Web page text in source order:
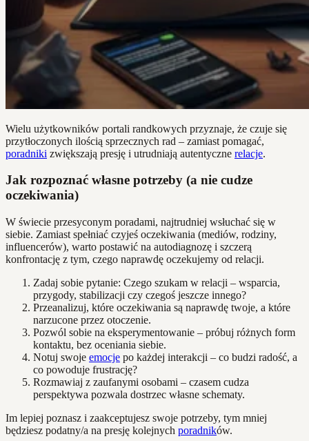
Wielu użytkowników portali randkowych przyznaje, że czuje się
przytłoczonych ilością sprzecznych rad – zamiast pomagać,
poradniki zwiększają presję i utrudniają autentyczne relacje.
Jak rozpoznać własne potrzeby (a nie cudze
oczekiwania)
W świecie przesyconym poradami, najtrudniej wsłuchać się w
siebie. Zamiast spełniać czyjeś oczekiwania (mediów, rodziny,
influencerów), warto postawić na autodiagnozę i szczerą
konfrontację z tym, czego naprawdę oczekujemy od relacji.
Zadaj sobie pytanie: Czego szukam w relacji – wsparcia,
przygody, stabilizacji czy czegoś jeszcze innego?
Przeanalizuj, które oczekiwania są naprawdę twoje, a które
narzucone przez otoczenie.
Pozwól sobie na eksperymentowanie – próbuj różnych form
kontaktu, bez oceniania siebie.
Notuj swoje emocje po każdej interakcji – co budzi radość, a
co powoduje frustrację?
Rozmawiaj z zaufanymi osobami – czasem cudza
perspektywa pozwala dostrzec własne schematy.
Im lepiej poznasz i zaakceptujesz swoje potrzeby, tym mniej
będziesz podatny/a na presję kolejnych poradników.